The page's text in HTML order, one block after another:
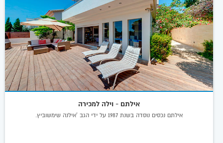
אילתם - וילה למכירה
אילתם נכסים נוסדה בשנת 1987 על ידי הגב 'אילנה שימשוביץ.